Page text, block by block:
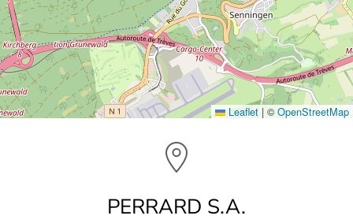
Leaflet | © OpenStreetMap
PERRARD S.A.